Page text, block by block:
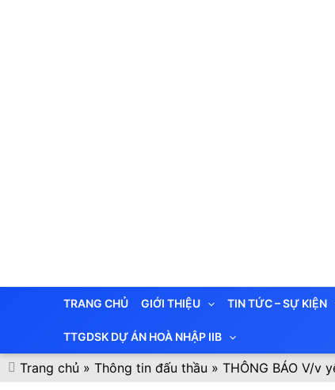
TRANG CHỦ GIỚI THIỆU TIN TỨC – SỰ KIỆN
TTGDSK DỰ ÁN HOÀ NHẬP IIB
Trang chủ » Thông tin đấu thầu » THÔNG BÁO V/v